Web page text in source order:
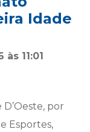
Idade
11:01
por
Esportes,